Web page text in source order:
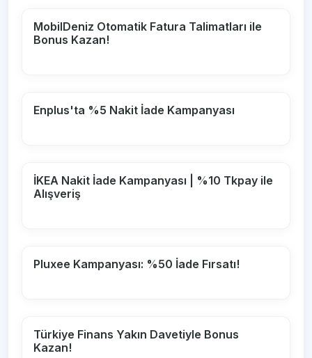
MobilDeniz Otomatik Fatura Talimatları ile
Bonus Kazan!
Enplus'ta %5 Nakit İade Kampanyası
İKEA Nakit İade Kampanyası | %10 Tkpay ile
Alışveriş
Pluxee Kampanyası: %50 İade Fırsatı!
Türkiye Finans Yakın Davetiyle Bonus
Kazan!